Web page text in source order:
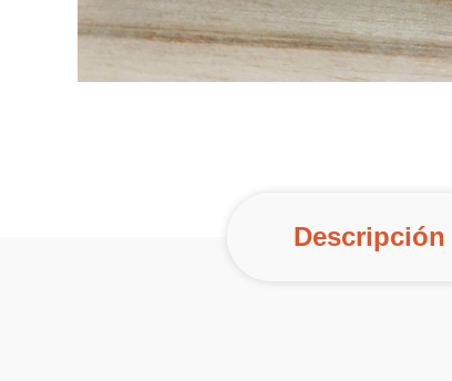
Descripción